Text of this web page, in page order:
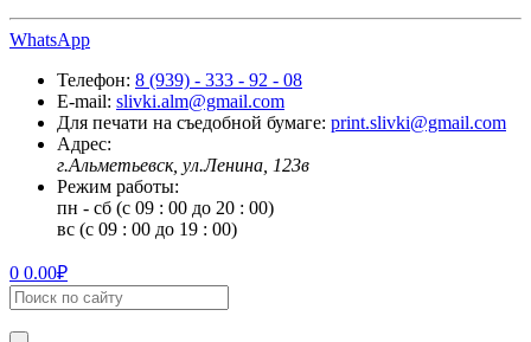
WhatsApp
Телефон: 8 (939) - 333 - 92 - 08
E-mail: slivki.alm@gmail.com
Для печати на съедобной бумаге: print.slivki@gmail.com
Адрес:
г.Альметьевск, ул.Ленина, 123в
Режим работы:
пн - сб (с 09 : 00 до 20 : 00)
вс (с 09 : 00 до 19 : 00)
0 0.00₽